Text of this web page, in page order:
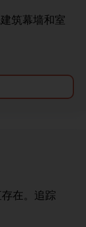
筑幕墙和室
在。追踪